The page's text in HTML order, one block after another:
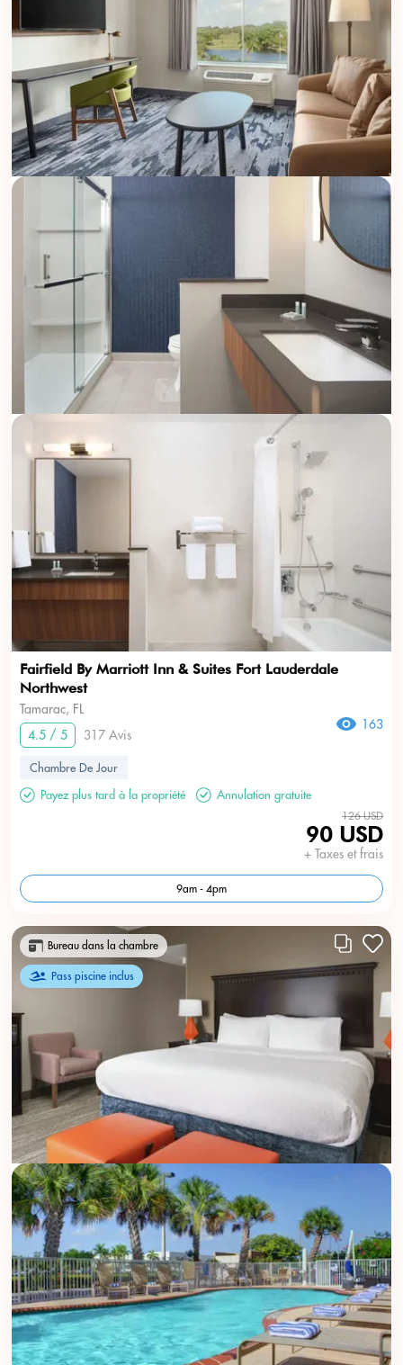
Fairfield By Marriott Inn & Suites Fort Lauderdale
Northwest
Tamarac, FL
4.5 / 5
317 Avis
163
Chambre De Jour
Payez plus tard à la propriété
Annulation gratuite
126 USD
90 USD
+ Taxes et frais
9am - 4pm
Bureau dans la chambre
Pass piscine inclus